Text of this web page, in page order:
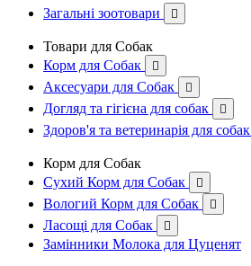
Загальні зоотовари 
Товари для Собак
Корм для Собак

Аксесуари для Собак 
Догляд та гігієна для собак 
Здоров'я та ветеринарія для собак
Корм для Собак
Сухий Корм для Собак

Вологий Корм для Собак 
Ласощі для Собак 
Замінники Молока для Цуценят